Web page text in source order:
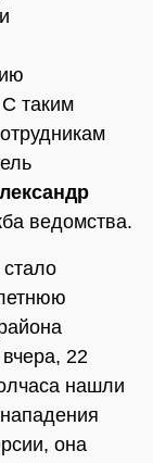
таким
ведомства.
22
нашли
она